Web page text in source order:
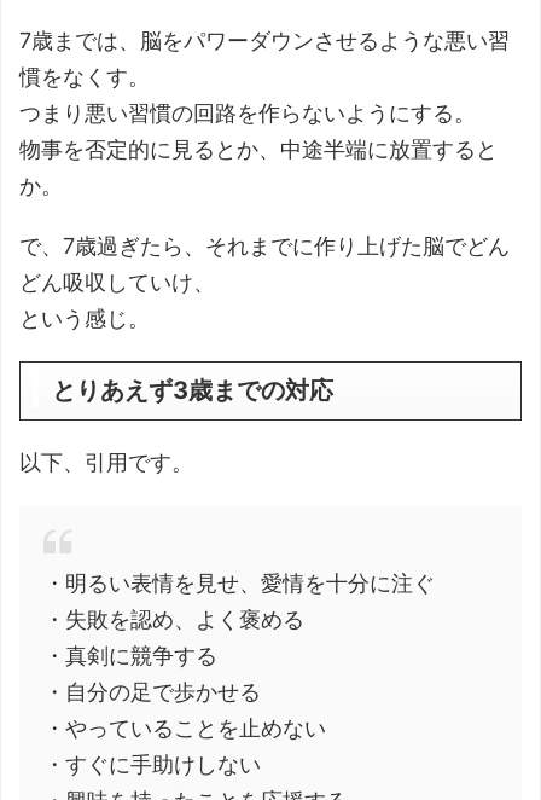
7歳までは、脳をパワーダウンさせるような悪い習
慣をなくす。
つまり悪い習慣の回路を作らないようにする。
物事を否定的に見るとか、中途半端に放置すると
か。
で、7歳過ぎたら、それまでに作り上げた脳でどん
どん吸収していけ、
という感じ。
とりあえず3歳までの対応
以下、引用です。
・明るい表情を見せ、愛情を十分に注ぐ
・失敗を認め、よく褒める
・真剣に競争する
・自分の足で歩かせる
・やっていることを止めない
・すぐに手助けしない